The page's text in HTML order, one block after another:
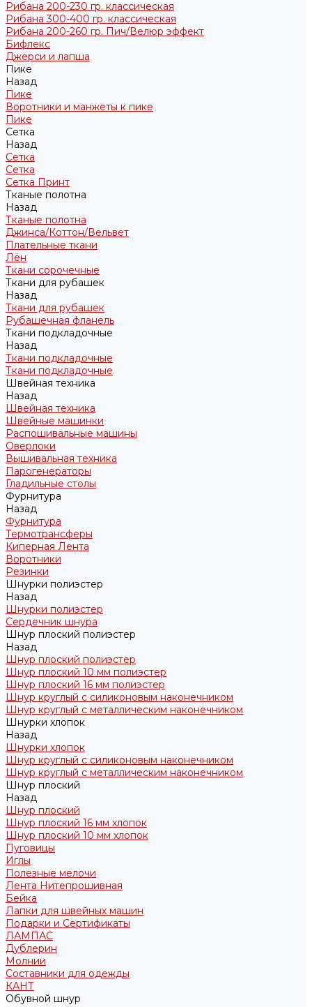
Рибана 200-230 гр. классическая
Рибана 300-400 гр. классическая
Рибана 200-260 гр. Пич/Велюр эффект
Бифлекс
Джерси и лапша
Пике
Назад
Пике
Воротники и манжеты к пике
Пике
Сетка
Назад
Сетка
Сетка
Сетка Принт
Тканые полотна
Назад
Тканые полотна
Джинса/Коттон/Вельвет
Плательные ткани
Лён
Ткани сорочечные
Ткани для рубашек
Назад
Ткани для рубашек
Рубашечная фланель
Ткани подкладочные
Назад
Ткани подкладочные
Ткани подкладочные
Швейная техника
Назад
Швейная техника
Швейные машинки
Распошивальные машины
Оверлоки
Вышивальная техника
Парогенераторы
Гладильные столы
Фурнитура
Назад
Фурнитура
Термотрансферы
Киперная Лента
Воротники
Резинки
Шнурки полиэстер
Назад
Шнурки полиэстер
Сердечник шнура
Шнур плоский полиэстер
Назад
Шнур плоский полиэстер
Шнур плоский 10 мм полиэстер
Шнур плоский 16 мм полиэстер
Шнур круглый с силиконовым наконечником
Шнур круглый с металлическим наконечником
Шнурки хлопок
Назад
Шнурки хлопок
Шнур круглый с силиконовым наконечником
Шнур круглый с металлическим наконечником
Шнур плоский
Назад
Шнур плоский
Шнур плоский 16 мм хлопок
Шнур плоский 10 мм хлопок
Пуговицы
Иглы
Полезные мелочи
Лента Нитепрошивная
Бейка
Лапки для швейных машин
Подарки и Сертификаты
ЛАМПАС
Дублерин
Молнии
Составники для одежды
КАНТ
Обувной шнур